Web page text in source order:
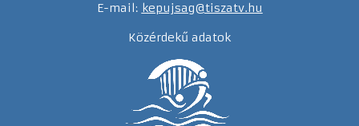
E-mail: kepujsag@tiszatv.hu
Közérdekű adatok